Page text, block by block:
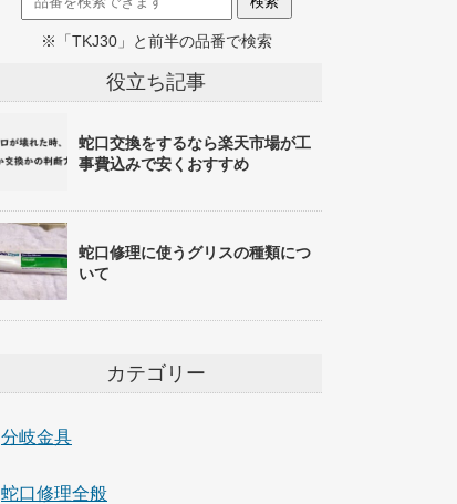
※「TKJ30」と前半の品番で検索
役立ち記事
蛇口交換をするなら楽天市場が工
事費込みで安くおすすめ
蛇口修理に使うグリスの種類につ
いて
カテゴリー
分岐金具
蛇口修理全般